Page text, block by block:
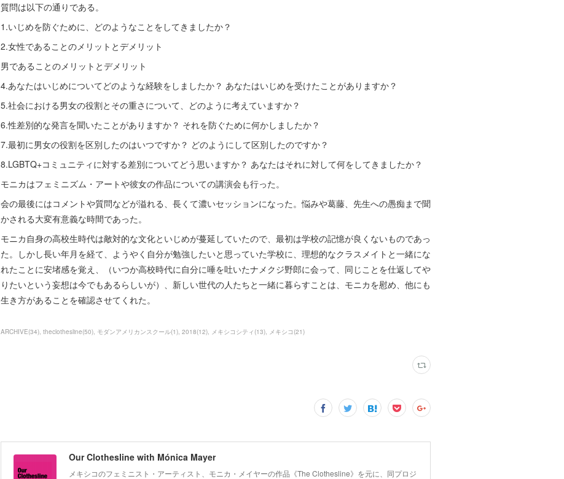
質問は以下の通りである。
1.いじめを防ぐために、どのようなことをしてきましたか？
2.女性であることのメリットとデメリット
男であることのメリットとデメリット
4.あなたはいじめについてどのような経験をしましたか？ あなたはいじめを受けたことがありますか？
5.社会における男女の役割とその重さについて、どのように考えていますか？
6.性差別的な発言を聞いたことがありますか？ それを防ぐために何かしましたか？
7.最初に男女の役割を区別したのはいつですか？ どのようにして区別したのですか？
8.LGBTQ+コミュニティに対する差別についてどう思いますか？ あなたはそれに対して何をしてきましたか？
モニカはフェミニズム・アートや彼女の作品についての講演会も行った。
会の最後にはコメントや質問などが溢れる、長くて濃いセッションになった。悩みや葛藤、先生への愚痴まで聞
かされる大変有意義な時間であった。
モニカ自身の高校生時代は敵対的な文化といじめが蔓延していたので、最初は学校の記憶が良くないものであっ
た。しかし長い年月を経て、ようやく自分が勉強したいと思っていた学校に、理想的なクラスメイトと一緒にな
れたことに安堵感を覚え、（いつか高校時代に自分に唾を吐いたナメクジ野郎に会って、同じことを仕返してや
りたいという妄想は今でもあるらしいが）、新しい世代の人たちと一緒に暮らすことは、モニカを慰め、他にも
生き方があることを確認させてくれた。
ARCHIVE(34) theclothesline(50) モダンアメリカンスクール(1) 2018(12) メキシコシティ (13) メキシコ (21)
Our Clothesline with Mónica Mayer
メキシコのフェミニスト・アーティスト、モニカ・メイヤーの作品《The Clothesline》を元に、同プロジ